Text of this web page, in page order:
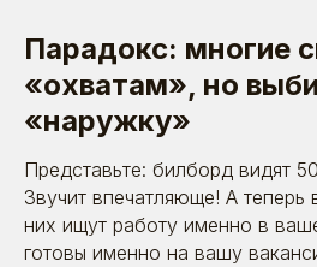
Парадокс: многие
«охватам», но
«наружку»
Представьте: билборд видят
Звучит впечатляюще! А теперь
них ищут работу именно в
готовы именно на вашу